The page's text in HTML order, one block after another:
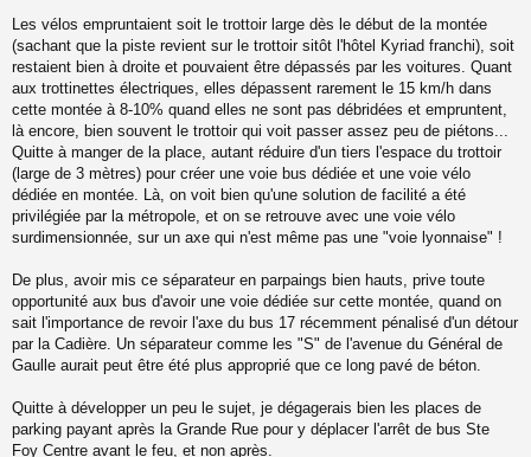
Les vélos empruntaient soit le trottoir large dès le début de la montée
(sachant que la piste revient sur le trottoir sitôt l'hôtel Kyriad franchi), soit
restaient bien à droite et pouvaient être dépassés par les voitures. Quant
aux trottinettes électriques, elles dépassent rarement le 15 km/h dans
cette montée à 8-10% quand elles ne sont pas débridées et empruntent,
là encore, bien souvent le trottoir qui voit passer assez peu de piétons...
Quitte à manger de la place, autant réduire d'un tiers l'espace du trottoir
(large de 3 mètres) pour créer une voie bus dédiée et une voie vélo
dédiée en montée. Là, on voit bien qu'une solution de facilité a été
privilégiée par la métropole, et on se retrouve avec une voie vélo
surdimensionnée, sur un axe qui n'est même pas une "voie lyonnaise" !
De plus, avoir mis ce séparateur en parpaings bien hauts, prive toute
opportunité aux bus d'avoir une voie dédiée sur cette montée, quand on
sait l'importance de revoir l'axe du bus 17 récemment pénalisé d'un détour
par la Cadière. Un séparateur comme les "S" de l'avenue du Général de
Gaulle aurait peut être été plus approprié que ce long pavé de béton.
Quitte à développer un peu le sujet, je dégagerais bien les places de
parking payant après la Grande Rue pour y déplacer l'arrêt de bus Ste
Foy Centre avant le feu, et non après.